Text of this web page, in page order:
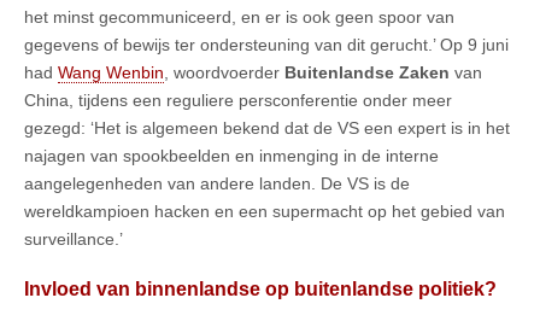
het minst gecommuniceerd, en er is ook geen spoor van
gegevens of bewijs ter ondersteuning van dit gerucht.’ Op 9 juni
had Wang Wenbin , woordvoerder Buitenlandse Zaken van
China, tijdens een reguliere persconferentie onder meer
gezegd: ‘Het is algemeen bekend dat de VS een expert is in het
najagen van spookbeelden en inmenging in de interne
aangelegenheden van andere landen. De VS is de
wereldkampioen hacken en een supermacht op het gebied van
surveillance.’
Invloed van binnenlandse op buitenlandse politiek?